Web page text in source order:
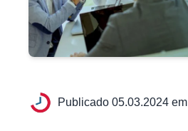
Publicado 05.03.2024 em